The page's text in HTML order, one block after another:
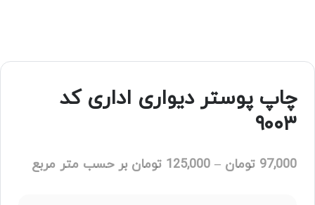
چاپ پوستر دیواری اداری کد
۹۰۰۳
97,000 تومان –
125,000 تومان بر حسب متر مربع